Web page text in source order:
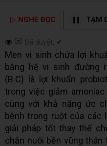
▷ NGHE ĐỌC TẠM
✉ Đã duyệt: ✓
Men vi sinh chứa lợi
bằng hệ vi sinh đường
(B.C) là lợi khuẩn
trong việc giảm
cùng với khả năng ức
bệnh trong ruột của các
giải pháp tốt thay thế
chăn nuôi bền vũng